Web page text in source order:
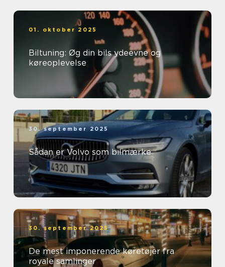
01. oktober 2025
Biltuning: Øg din bils ydeevne og
køreoplevelse
30. september 2025
Sådan er Volvo som bilmærke
30. september 2025
De mest imponerende køretøjer fra
royale samlinger